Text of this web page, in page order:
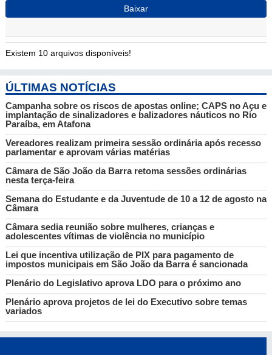
Baixar
Existem 10 arquivos disponíveis!
ÚLTIMAS NOTÍCIAS
Campanha sobre os riscos de apostas online; CAPS no Açu e
implantação de sinalizadores e balizadores náuticos no Rio
Paraíba, em Atafona
Vereadores realizam primeira sessão ordinária após recesso
parlamentar e aprovam várias matérias
Câmara de São João da Barra retoma sessões ordinárias
nesta terça-feira
Semana do Estudante e da Juventude de 10 a 12 de agosto na
Câmara
Câmara sedia reunião sobre mulheres, crianças e
adolescentes vítimas de violência no município
Lei que incentiva utilização de PIX para pagamento de
impostos municipais em São João da Barra é sancionada
Plenário do Legislativo aprova LDO para o próximo ano
Plenário aprova projetos de lei do Executivo sobre temas
variados